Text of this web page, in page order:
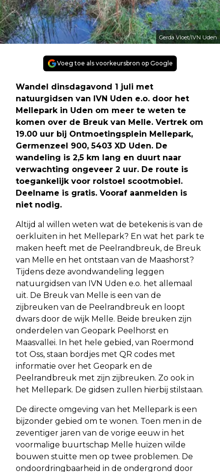
Gerda Vloet/IVN Uden
Voeg toe als voorkeursbron op Google
Wandel dinsdagavond 1 juli met
natuurgidsen van IVN Uden e.o. door het
Mellepark in Uden om meer te weten te
komen over de Breuk van Melle. Vertrek om
19.00 uur bij Ontmoetingsplein Mellepark,
Germenzeel 900, 5403 XD Uden. De
wandeling is 2,5 km lang en duurt naar
verwachting ongeveer 2 uur. De route is
toegankelijk voor rolstoel scootmobiel.
Deelname is gratis. Vooraf aanmelden is
niet nodig.
Altijd al willen weten wat de betekenis is van de
oerkluiten in het Mellepark? En wat het park te
maken heeft met de Peelrandbreuk, de Breuk
van Melle en het ontstaan van de Maashorst?
Tijdens deze avondwandeling leggen
natuurgidsen van IVN Uden e.o. het allemaal
uit. De Breuk van Melle is een van de
zijbreuken van de Peelrandbreuk en loopt
dwars door de wijk Melle. Beide breuken zijn
onderdelen van Geopark Peelhorst en
Maasvallei. In het hele gebied, van Roermond
tot Oss, staan bordjes met QR codes met
informatie over het Geopark en de
Peelrandbreuk met zijn zijbreuken. Zo ook in
het Mellepark. De gidsen zullen hierbij stilstaan.
De directe omgeving van het Mellepark is een
bijzonder gebied om te wonen. Toen men in de
zeventiger jaren van de vorige eeuw in het
voormalige buurtschap Melle huizen wilde
bouwen stuitte men op twee problemen. De
ondoordringbaarheid in de ondergrond door